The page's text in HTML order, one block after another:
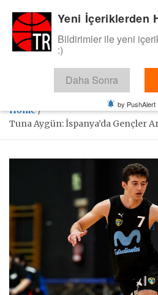
content
BasketTR
Sol dip çizgiden bir basket de
Home
Tuna Aygün: İspanya’da Gençler
Yeni İçeriklerden
Bildirimler ile yeni
:)
Daha Sonra
by PushAlert